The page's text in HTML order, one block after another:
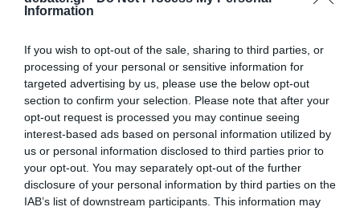
Information
If you wish to opt-out of the sale, sharing to third parties, or
processing of your personal or sensitive information for
targeted advertising by us, please use the below opt-out
section to confirm your selection. Please note that after your
opt-out request is processed you may continue seeing
interest-based ads based on personal information utilized by
us or personal information disclosed to third parties prior to
your opt-out. You may separately opt-out of the further
disclosure of your personal information by third parties on the
IAB’s list of downstream participants. This information may
λέγοντας χαρακτηριστικά «
καμία συγγνώμη στην Παραγουάη
, το
έκανα για την Παραγουάη».
Προσθήκη ως προτεινόμενη
πηγή στην Google
Ειδήσεις σήμερα